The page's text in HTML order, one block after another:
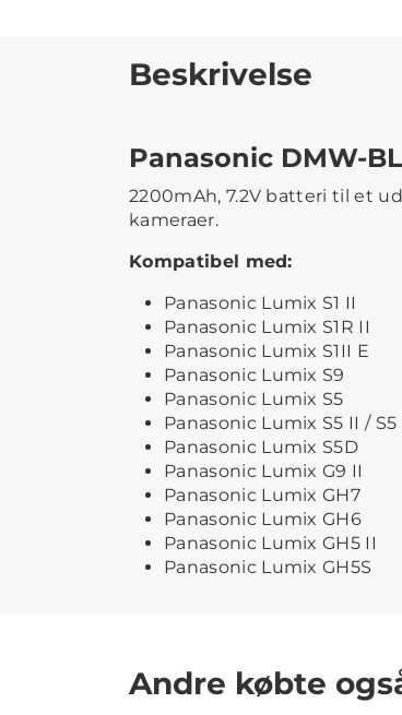
Beskrivelse
Panasonic DMW-
2200mAh, 7.2V batteri til et
kameraer.
Kompatibel med:
Panasonic Lumix S1 II
Panasonic Lumix S1R II
Panasonic Lumix S1II E
Panasonic Lumix S9
Panasonic Lumix S5
Panasonic Lumix S5 II / S5
Panasonic Lumix S5D
Panasonic Lumix G9 II
Panasonic Lumix GH7
Panasonic Lumix GH6
Panasonic Lumix GH5 II
Panasonic Lumix GH5S
Andre købte